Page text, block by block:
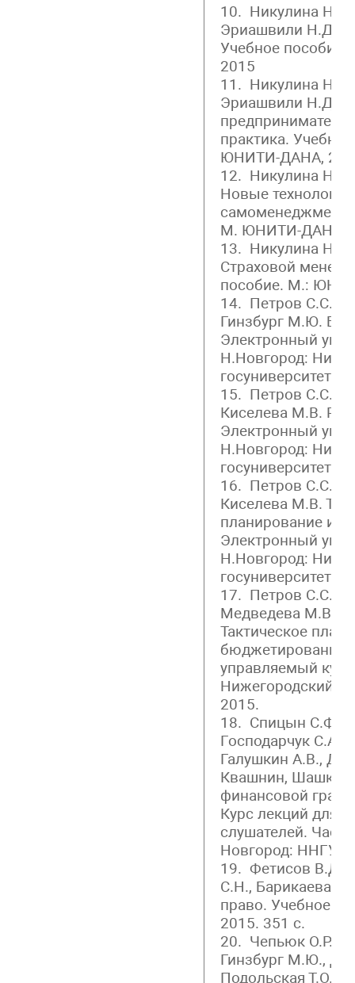
10. Никулина
Эриашвили Н.Д.
Учебное
2015
11. Никулина
Эриашвили Н.Д.
практика.
ЮНИТИ-ДАНА,
12. Никулина
Новые технологии
М. ЮНИТИ-
13. Никулина
Страховой
пособие. М.:
14. Петров С.С.,
Гинзбург М.Ю.
Электронный
Н.Новгород:
госуниверситет,
15. Петров С.С.,
Киселева М.В.
Электронный
Н.Новгород:
госуниверситет,
16. Петров С.С.,
Киселева М.В.
планирование и
Электронный
Н.Новгород:
госуниверситет,
17. Петров С.С.,
Медведева М.В.,
Тактическое
бюджетирование.
управляемый
Нижегородский
2015.
18. Спицын С.Ф.,
Господарчук С.А.,
Галушкин А.В.,
Квашнин,
финансовой
Курс лекций для
слушателей.
Новгород: ННГУ,
19. Фетисов В.Д.,
С.Н., Барикаева
право. Учебное
2015. 351 с.
20. Чепьюк О.Р.,
Гинзбург М.Ю.,
Подольская Т.О.,